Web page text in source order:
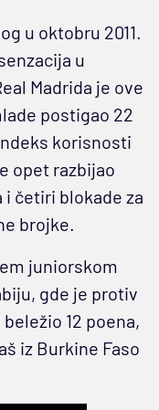
u oktobru 2011.
u
Madrida je ove
postigao 22
korisnosti
opet razbijao
i četiri blokade za
brojke.
juniorskom
gde je protiv
12 poena,
iz Burkine Faso